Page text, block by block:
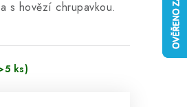
s hovězí chrupavkou.
ks)